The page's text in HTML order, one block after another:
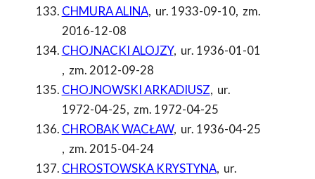
CHMURA ALINA, ur. 1933-09-10, zm.
2016-12-08
CHOJNACKI ALOJZY, ur. 1936-01-01
, zm. 2012-09-28
CHOJNOWSKI ARKADIUSZ, ur.
1972-04-25, zm. 1972-04-25
CHROBAK WACŁAW, ur. 1936-04-25
, zm. 2015-04-24
CHROSTOWSKA KRYSTYNA, ur.